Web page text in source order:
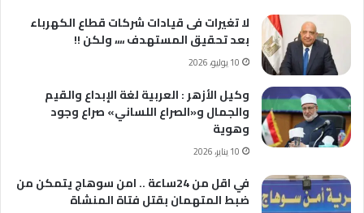
لا تغيرات فى قيادات شركات قطاع الكهرباء
بعد تحقيق المستهدف ،،،، ولكن !!
10 يوليو، 2026
وكيل الأزهر : العربية لغة الإبداع والقيم
والجمال و«الصراع اللساني» صراع وجود
وهوية
10 يناير، 2026
في اقل من 24ساعة .. امن سوهاج يتمكن من
ضبط المتهمان بقتل فتاة المنشاة